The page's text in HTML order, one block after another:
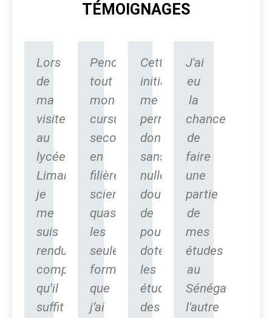
TÉMOIGNAGES
Lors
de
ma
visite
au
lycée
Limamoulaye,
je
me
suis
rendu
compte
qu'il
suffit
Pendant
tout
mon
cursus
secondaire
en
filière
scientifique,
quasiment
les
seules
formations
que
j’ai
Cette
initiative
me
permettra
donc,
sans
nulle
doute,
de
pouvoir
doter
les
étudiants
des
J'ai
eu
la
chance
de
faire
une
partie
de
mes
études
au
Sénégal,
l'autre